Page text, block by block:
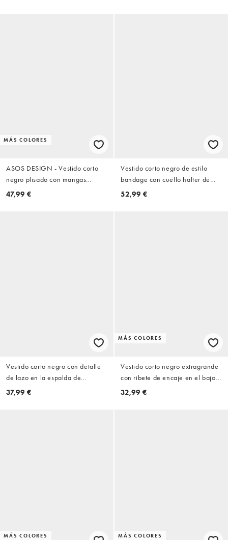
MÁS COLORES
ASOS DESIGN - Vestido corto
negro plisado con mangas
blusón y cintura marcada
47,99 €
Vestido corto negro de estilo
bandage con cuello halter de
ASOS DESIGN
52,99 €
Vestido corto negro con detalle
de lazo en la espalda de
terciopelo de JDY
37,99 €
MÁS COLORES
Vestido corto negro extragrande
con ribete de encaje en el bajo
de ASOS DESIGN
32,99 €
MÁS COLORES MÁS COLORES